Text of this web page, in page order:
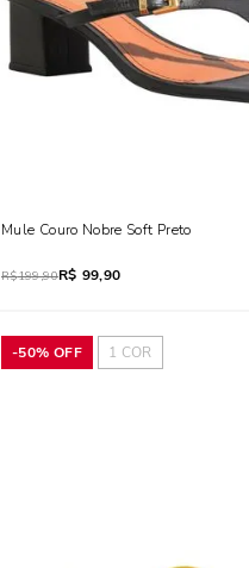
Mule Couro Nobre Soft Preto
R$199,90R$ 99,90
-50% OFF 1 COR